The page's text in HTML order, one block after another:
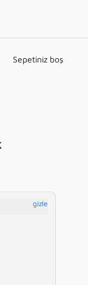
Sepetiniz boş
gizle